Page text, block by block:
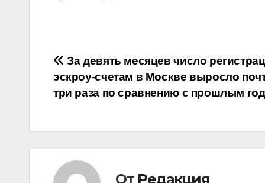
Навигация
по
За девять месяцев число
эскроу-счетам в Москве выросло
три раза по сравнению с прошлым
От Редакция